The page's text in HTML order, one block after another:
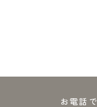
お電話